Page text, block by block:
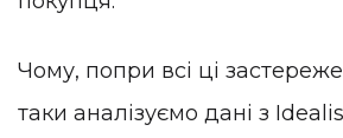
Чому, попри всі ці
таки аналізуємо дані з